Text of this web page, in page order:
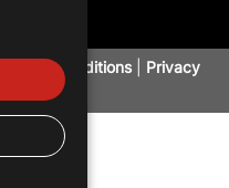
Terms & Conditions
Privacy